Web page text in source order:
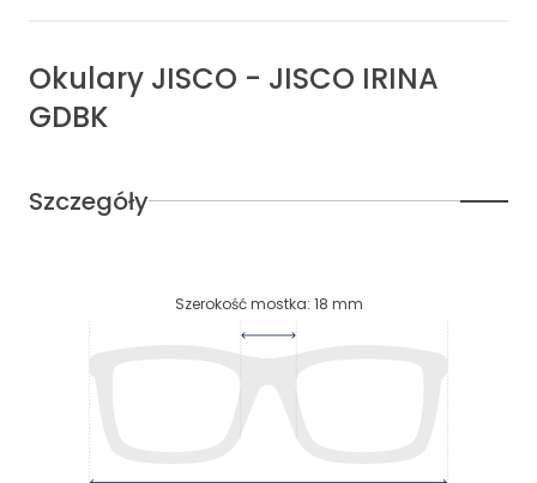
Okulary JISCO - JISCO IRINA
GDBK
Szczegóły
Szerokość mostka: 18 mm